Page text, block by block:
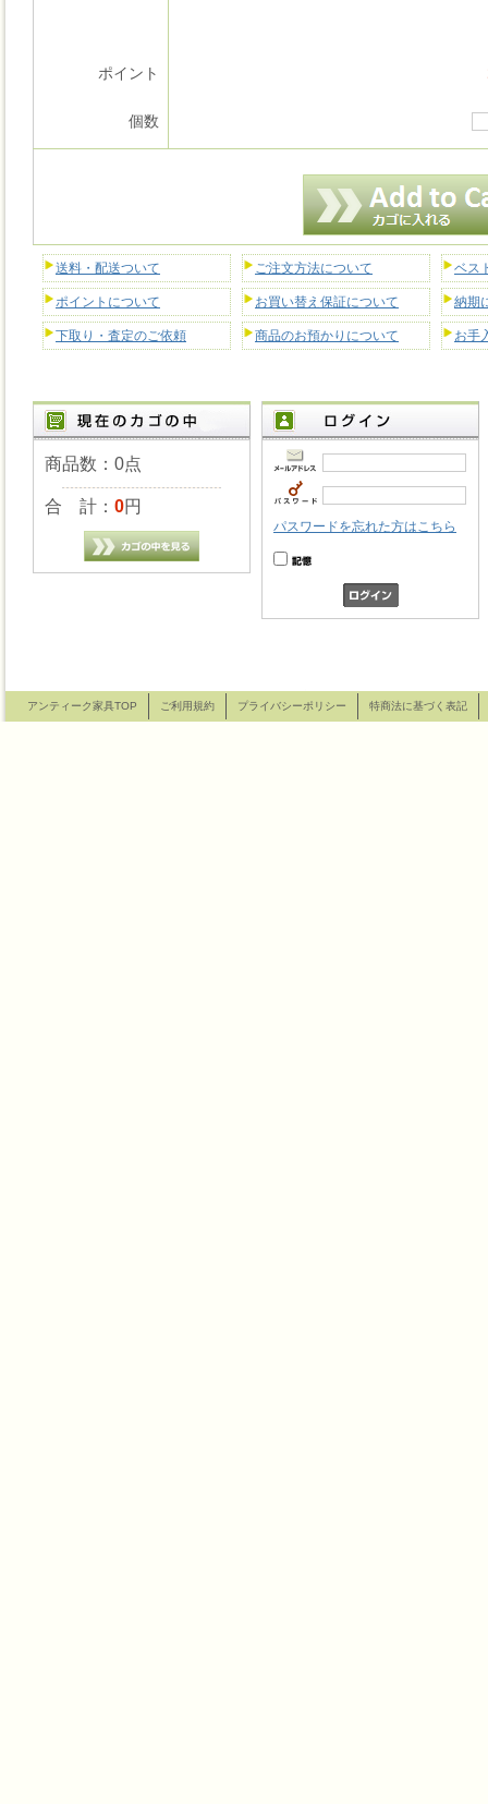
ポイント
個数
送料・配送ついて ご注文方法について ベス
ポイントについて お買い替え保証について 納期
下取り・査定のご依頼 商品のお預かりについて お手
商品数：0点
合 計： 0円
パスワードを忘れた方はこちら
アンティーク家具TOP ご利用規約 プライバシーポリシー 特商法に基づく表記